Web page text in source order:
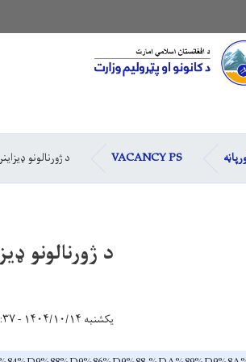
Main
VACANCY PS د ژورنالونو
د ژورنالونو
یکشنبه ۱۴۰۴/۱۰/۱۴ - ۱۰:۳۷